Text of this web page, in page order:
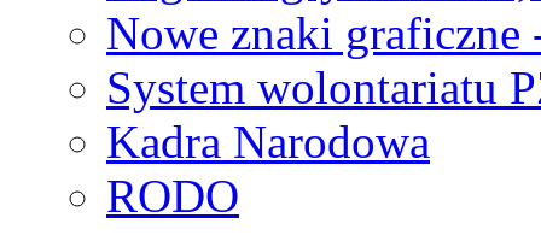
Nowe znaki graficzne
System wolontariatu
Kadra Narodowa
RODO